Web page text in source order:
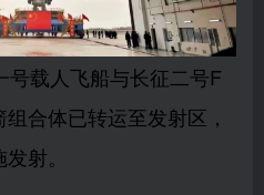
号载人飞船与长征二号F
合体已转运至发射区，
射。